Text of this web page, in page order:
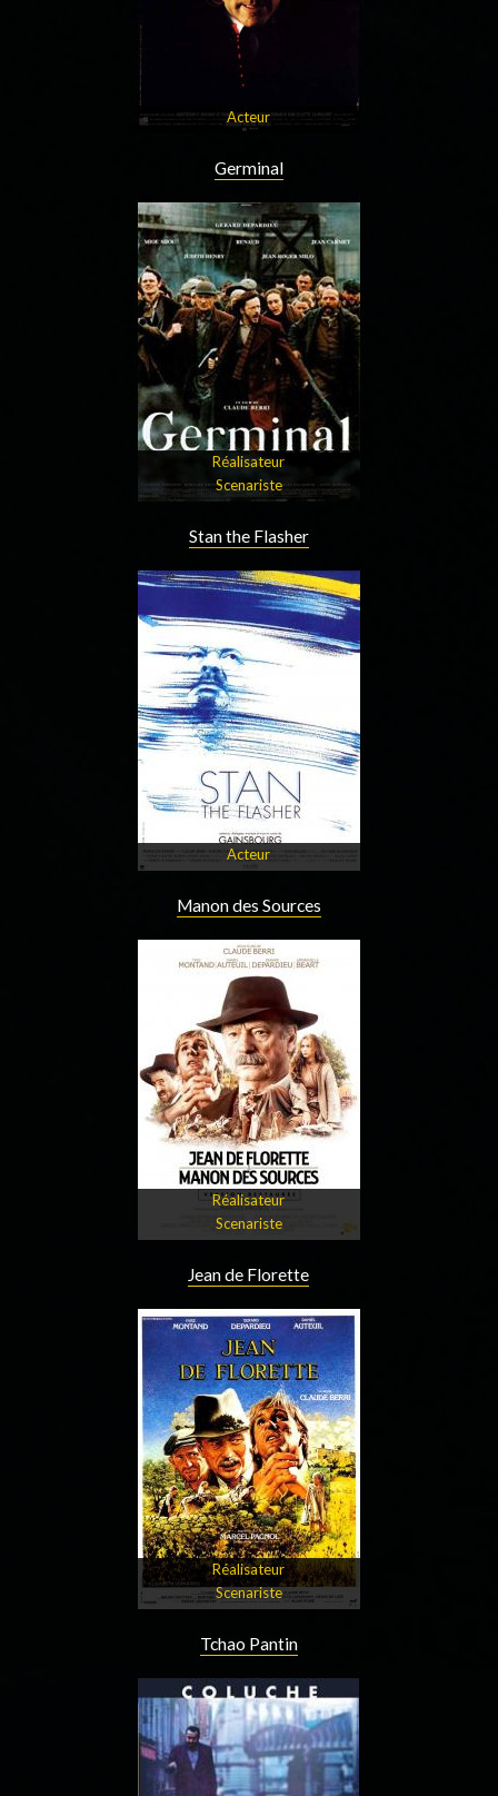
Acteur
Germinal
Réalisateur
Scenariste
Stan the Flasher
Acteur
Manon des Sources
Réalisateur
Scenariste
Jean de Florette
Réalisateur
Scenariste
Tchao Pantin